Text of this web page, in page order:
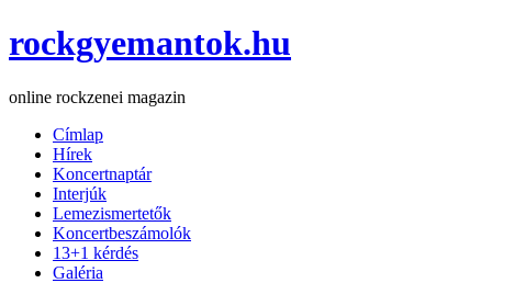
rockgyemantok.hu
online rockzenei magazin
Címlap
Hírek
Koncertnaptár
Interjúk
Lemezismertetők
Koncertbeszámolók
13+1 kérdés
Galéria